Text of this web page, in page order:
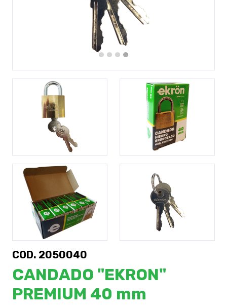
COD. 2050040
CANDADO "EKRON"
PREMIUM 40 mm